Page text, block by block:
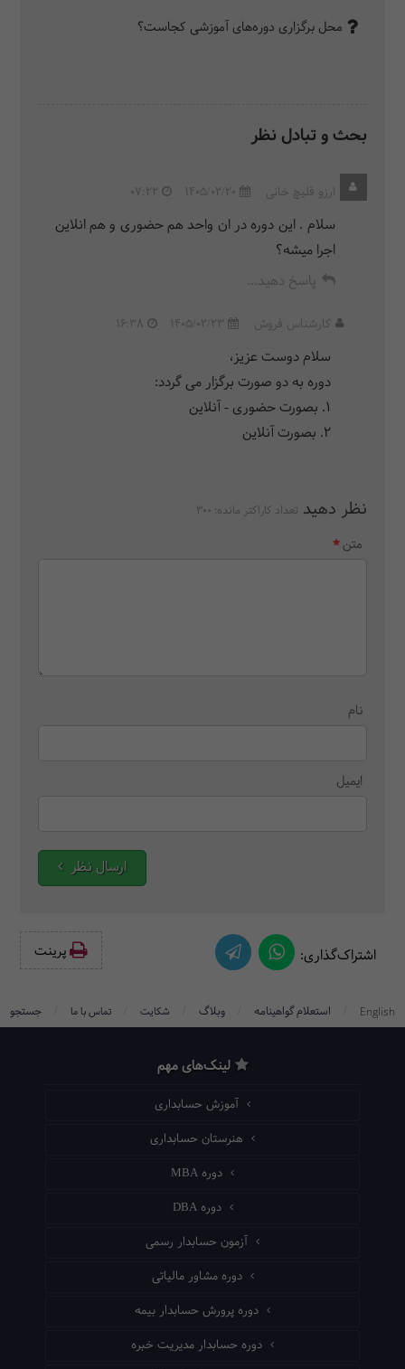
محل برگزاری دوره‌های آموزشی کجاست؟
بحث و تبادل نظر
ارزو قلیچ خانی 1405/02/20
07:22
سلام . این دوره در ان واحد هم حضوری و هم انلاین
اجرا میشه؟
پاسخ دهید...
کارشناس فروش 1405/02/23
16:38
سلام دوست عزیز،
دوره به دو صورت برگزار می گردد:
1. بصورت حضوری - آنلاین
2. بصورت آنلاین
نظر دهید تعداد کاراکتر مانده: 300
متن
نام
ایمیل
ارسال نظر
اشتراک‌گذاری: پرینت‌
English استعلام گواهینامه وبلاگ شکایت تماس با ما جستجو
لینک‌های مهم
آموزش حسابداری
هنرستان حسابداری
دوره MBA
دوره DBA
آزمون حسابدار رسمی
دوره مشاور مالیاتی
دوره پرورش حسابدار بیمه
دوره حسابدار مدیریت خبره